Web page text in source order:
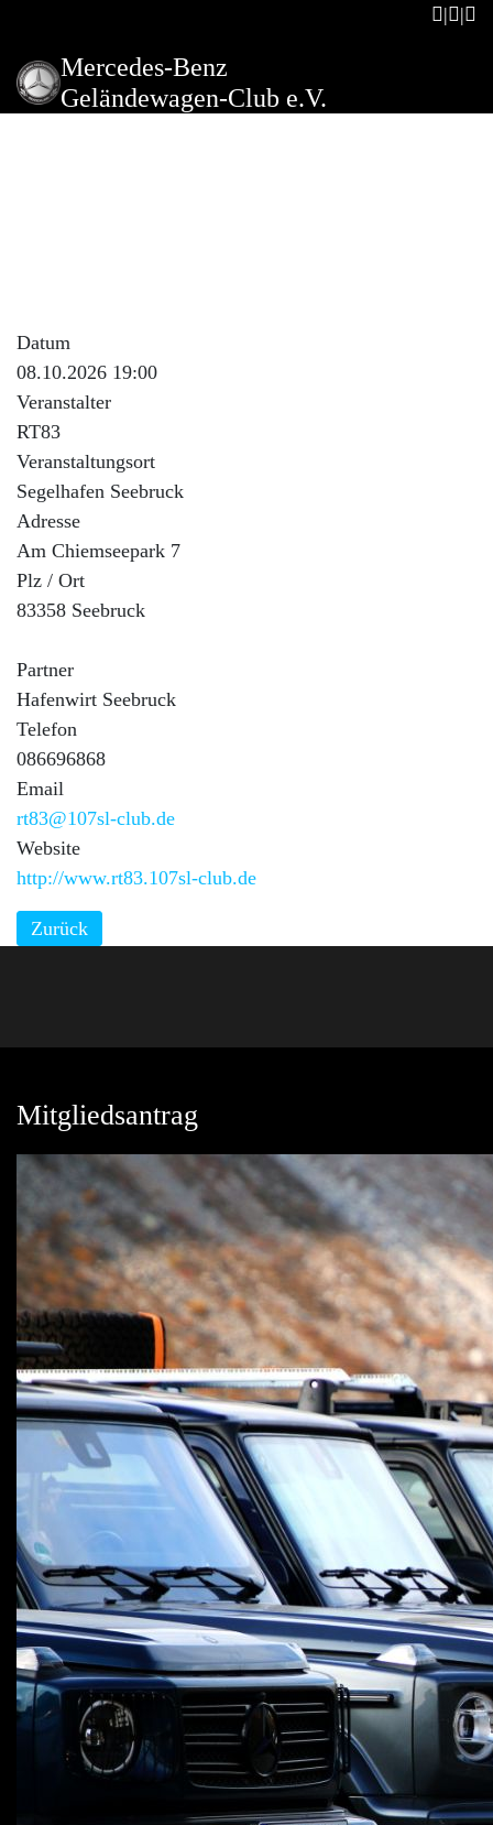
Mercedes-Benz
Geländewagen-Club e.V.
Datum
08.10.2026 19:00
Veranstalter
RT83
Veranstaltungsort
Segelhafen Seebruck
Adresse
Am Chiemseepark 7
Plz / Ort
83358 Seebruck
Partner
Hafenwirt Seebruck
Telefon
086696868
Email
rt83@107sl-club.de
Website
http://www.rt83.107sl-club.de
Zurück
Mitgliedsantrag